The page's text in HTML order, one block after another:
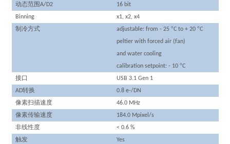
动态范围A/D2
16 bit
Binning
x1, x2, x4
制冷方式 adjustable: from - 25 °C to + 20 °C
peltier with forced air (fan)
and water cooling
calibration setpoint: - 10 °C
接口
USB 3.1 Gen 1
AD转换 0.8 e-/DN
像素扫描速度 46.0 MHz
像素传输速度 184.0 Mpixel/s
非线性度 < 0.6 %
触发 Yes